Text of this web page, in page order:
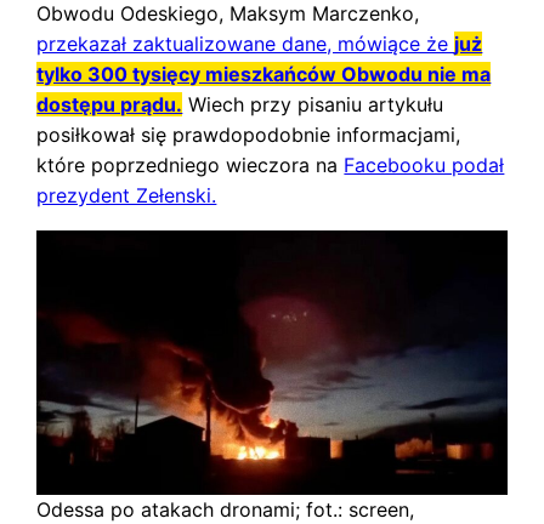
Obwodu Odeskiego, Maksym Marczenko,
przekazał zaktualizowane dane, mówiące że już
tylko 300 tysięcy mieszkańców Obwodu nie ma
dostępu prądu. Wiech przy pisaniu artykułu
posiłkował się prawdopodobnie informacjami,
które poprzedniego wieczora na Facebooku podał
prezydent Zełenski.
Odessa po atakach dronami; fot.: screen,